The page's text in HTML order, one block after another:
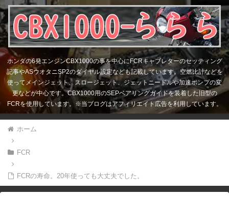
ホンダの6発エンジンCBX1000の事を中心にFCRキャブレターのセッティング
記事やASウオタニSP2のダイヤル設定なども記載しています。空燃比計などを
使ってメインジェット、スロージェット、ジェットニードルや加速ポンプの変
更などが中心です。CBX1000用のSEPベアリングガイドを装着した旧型の
FCRを使用しています。※当ブログはアフィリエイト広告を利用しています。
ホーム
FCR
FCRの寿命。20年使っても大丈夫でした。